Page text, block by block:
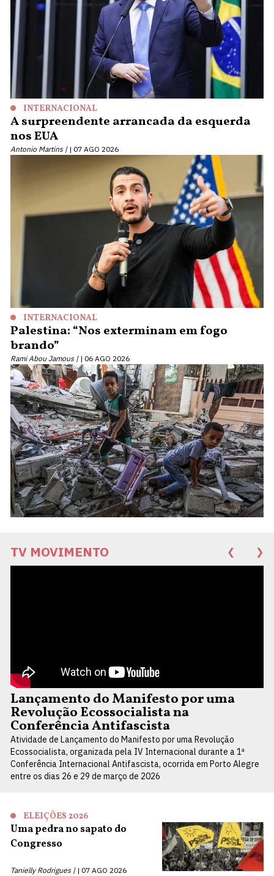
INTERNACIONAL
A surpreendente arrancada da esquerda
nos EUA
Antonio Martins | 07 AGO 2026
INTERNACIONAL
Palestina: “Nos exterminam em fogo
brando”
Rami Abou Jamous | 06 AGO 2026
TV MOVIMENTO ❮ ❯
Lançamento do Manifesto por uma
Revolução Ecossocialista na
Conferência Antifascista
Atividade de Lançamento do Manifesto por uma Revolução
Ecossocialista, organizada pela IV Internacional durante a 1ª
Conferência Internacional Antifascista, ocorrida em Porto Alegre
entre os dias 26 e 29 de março de 2026
ELEIÇÕES 2026
Uma pedra no sapato do
Congresso
Tanielly Rodrigues | 07 AGO 2026